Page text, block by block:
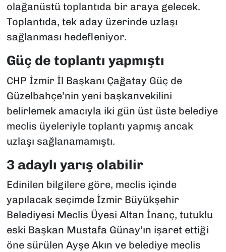
olağanüstü toplantıda bir araya gelecek.
Toplantıda, tek aday üzerinde uzlaşı
sağlanması hedefleniyor.
Güç de toplantı yapmıştı
CHP İzmir İl Başkanı Çağatay Güç de
Güzelbahçe’nin yeni başkanvekilini
belirlemek amacıyla iki gün üst üste belediye
meclis üyeleriyle toplantı yapmış ancak
uzlaşı sağlanamamıştı.
3 adaylı yarış olabilir
Edinilen bilgilere göre, meclis içinde
yapılacak seçimde İzmir Büyükşehir
Belediyesi Meclis Üyesi Altan İnanç, tutuklu
eski Başkan Mustafa Günay’ın işaret ettiği
öne sürülen Ayşe Akın ve belediye meclis